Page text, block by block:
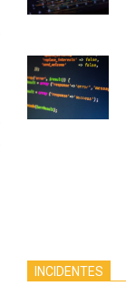
INCIDENTES